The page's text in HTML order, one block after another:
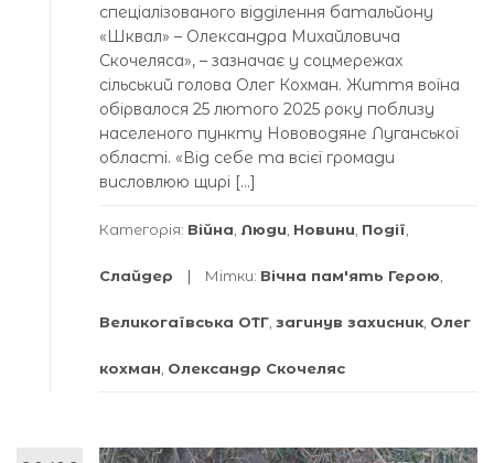
спеціалізованого відділення батальйону
«Шквал» – Олександра Михайловича
Скочеляса», – зазначає у соцмережах
сільський голова Олег Кохман. Життя воїна
обірвалося 25 лютого 2025 року поблизу
населеного пункту Нововодяне Луганської
області. «Від себе та всієї громади
висловлюю щирі […]
Категорія: Війна Люди Новини Події
Слайдер Мітки: Вічна пам'ять Герою
Великогаївська ОТГ загинув захисник Олег
кохман Олександр Скочеляс